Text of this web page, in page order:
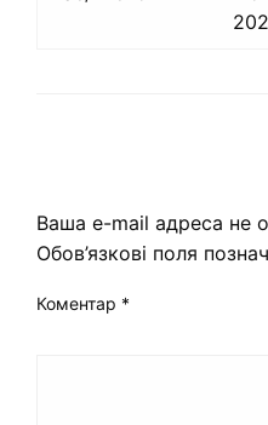
Ваша e-mail адреса не
Обов’язкові поля
Коментар *